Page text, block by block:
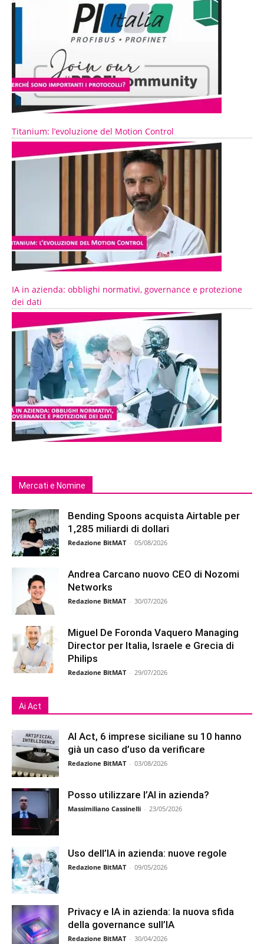
Titanium: l’evoluzione del Motion Control
IA in azienda: obblighi normativi, governance e protezione
dei dati
Mercati e Nomine
Bending Spoons acquista Airtable per
1,285 miliardi di dollari
Redazione BitMAT - 05/08/2026
Andrea Carcano nuovo CEO di Nozomi
Networks
Redazione BitMAT - 30/07/2026
Miguel De Foronda Vaquero Managing
Director per Italia, Israele e Grecia di
Philips
Redazione BitMAT - 29/07/2026
Ai Act
AI Act, 6 imprese siciliane su 10 hanno
già un caso d’uso da verificare
Redazione BitMAT - 03/08/2026
Posso utilizzare l’AI in azienda?
Massimiliano Cassinelli - 23/05/2026
Uso dell’IA in azienda: nuove regole
Redazione BitMAT - 09/05/2026
Privacy e IA in azienda: la nuova sfida
della governance sull’IA
Redazione BitMAT - 30/04/2026